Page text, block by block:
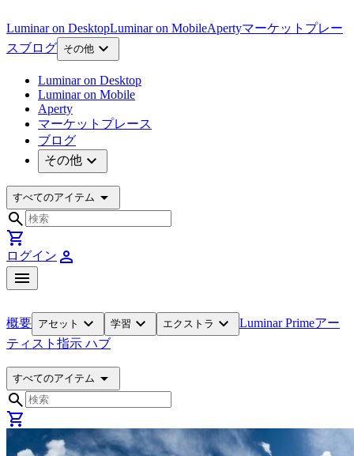
Luminar on DesktopLuminar on MobileApertyマーケットプレー
スブログ その他 expand_more
Luminar on Desktop
Luminar on Mobile
Aperty
マーケットプレース
ブログ
その他 expand_more
すべてのアイテム arrow_drop_down
search
shopping_cart
ログイン person
menu
概要 アセット expand_more 学習 expand_more エクストラ expand_more Luminar Primeアー
ティスト 指示 ハブ
すべてのアイテム arrow_drop_down
search
shopping_cart